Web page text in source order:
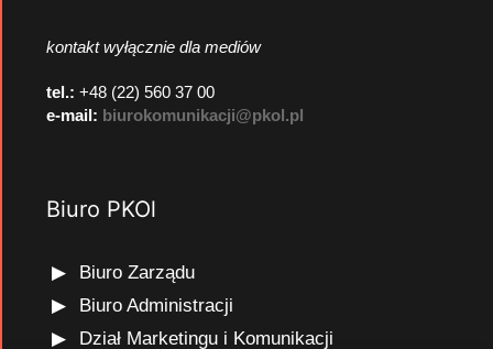
kontakt wyłącznie dla mediów
tel.: +48 (22) 560 37 00
e-mail: biurokomunikacji@pkol.pl
Biuro PKOl
Biuro Zarządu
Biuro Administracji
Dział Marketingu i Komunikacji